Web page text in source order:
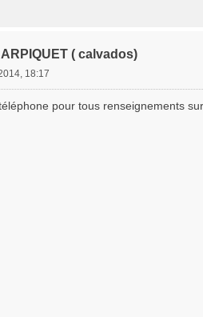
( calvados)
18:17
pour tous renseignements